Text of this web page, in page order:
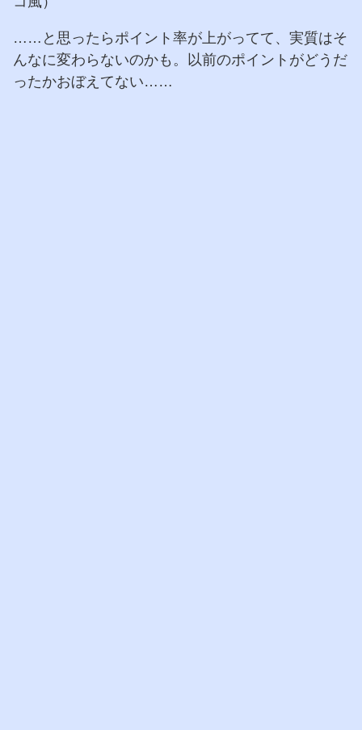
……と思ったらポイント率が上がってて、実質はそ
んなに変わらないのかも。以前のポイントがどうだ
ったかおぼえてない……